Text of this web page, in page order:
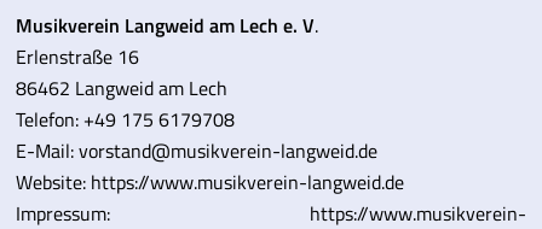
Musikverein Langweid am Lech e. V.
Erlenstraße 16
86462 Langweid am Lech
Telefon: +49 175 6179708
E-Mail: vorstand@musikverein-langweid.de
Website: https://www.musikverein-langweid.de
Impressum: https://www.musikverein-